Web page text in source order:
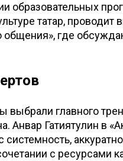
образовательных
татар, проводит
общения», где
выбрали главного
Анвар Гатиятулин в
системность,
с ресурсами